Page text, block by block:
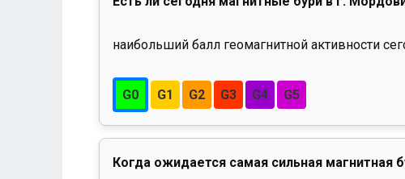
наибольший балл геомагнитной активности
G0 G1 G2 G3 G4 G5
Когда ожидается самая сильная магнитная